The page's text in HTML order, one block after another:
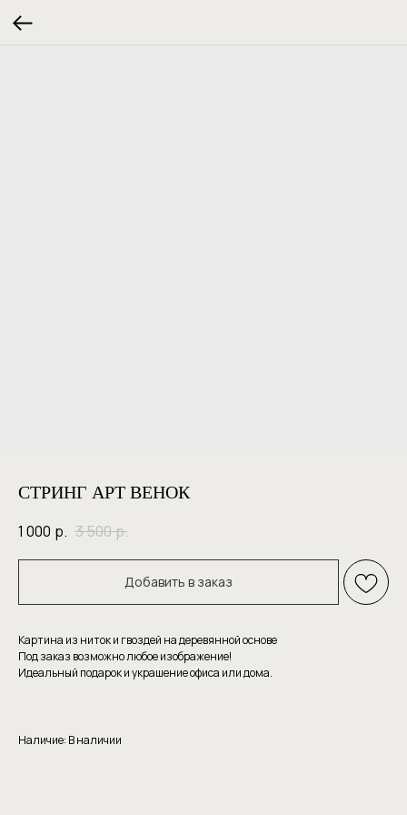
СТРИНГ АРТ ВЕНОК
1 000 р. 3 500р.
Добавить в заказ
Картина из ниток и гвоздей на деревянной основе
Под заказ возможно любое изображение!
Идеальный подарок и украшение офиса или дома.
Наличие: В наличии